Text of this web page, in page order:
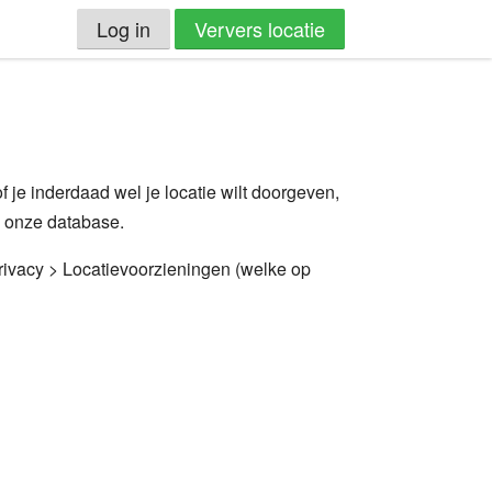
Log in Ververs locatie
je inderdaad wel je locatie wilt doorgeven,
database.
> Locatievoorzieningen (welke op